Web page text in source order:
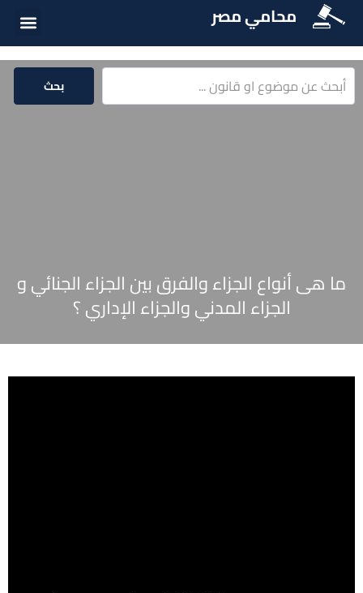
محامي مصر
بحث
ما هى أنواع الجزاء والفرق بين الجزاء الجنائي و
الجزاء المدني والجزاء الإداري ؟